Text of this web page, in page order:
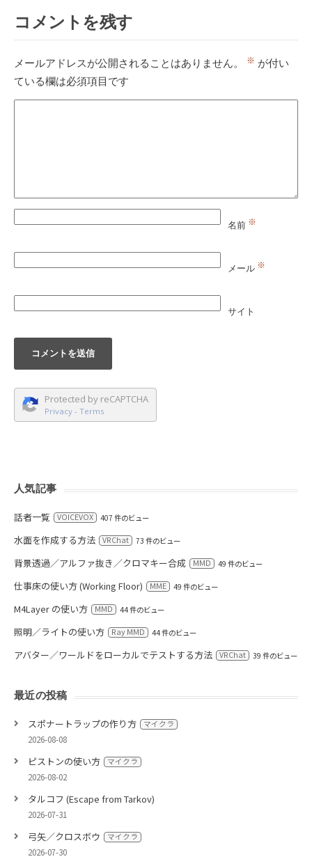
コメントを残す
メールアドレスが公開されることはありません。 ※ が付い
ている欄は必須項目です
名前 ※
メール ※
サイト
Protected by reCAPTCHA
Privacy - Terms
人気記事
話者一覧 VOICEVOX 407 件のビュー
水面を作成する方法 VRChat 73 件のビュー
背景透過／アルファ抜き／クロマキー合成 MMD 49 件のビュー
仕事床の使い方 (Working Floor) MME 49 件のビュー
M4Layer の使い方 MMD 44 件のビュー
照明／ライトの使い方 Ray MMD 44 件のビュー
アバター／ワールドをローカルでテストする方法 VRChat 39 件のビュー
最近の投稿
スポナートラップの作り方 マイクラ
2026-08-08
ピストンの使い方 マイクラ
2026-08-02
タルコフ (Escape from Tarkov)
2026-07-31
弓矢／クロスボウ マイクラ
2026-07-30